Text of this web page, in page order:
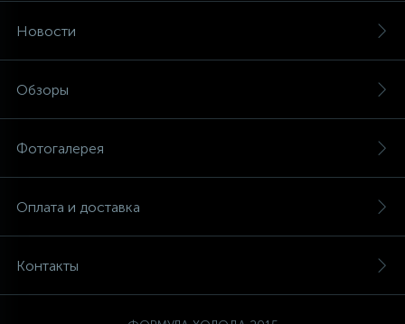
Новости
Обзоры
Фотогалерея
Оплата и доставка
Контакты